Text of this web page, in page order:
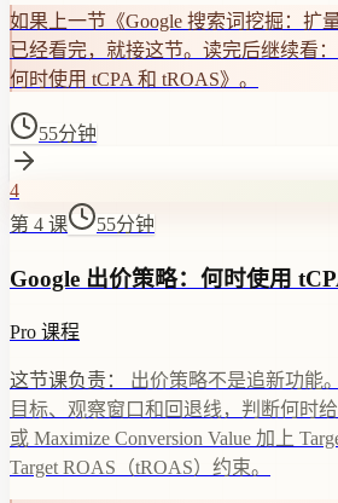
如果上一节《Google 搜索词挖掘：扩
已经看完，就接这节。读完后继续看：
何时使用 tCPA 和 tROAS》。
55分钟
4
第 4 课
55分钟
Google 出价策略：何时使用
Pro 课程
这节课负责：
出价策略不是追新功能
目标、观察窗口和回退线，判断何时给
或 Maximize Conversion Value 加上
Target ROAS（tROAS）约束。